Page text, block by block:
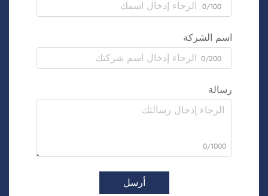
0/100
اسم الشركة
0/200
رسالة
0/1000
أرسل